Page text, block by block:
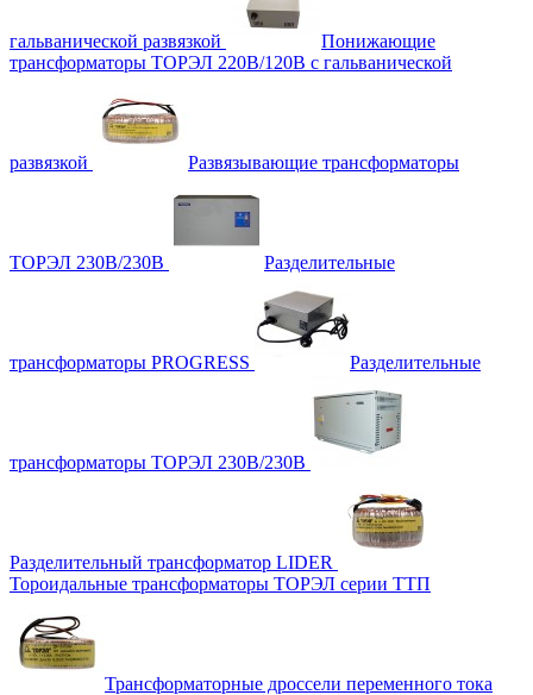
гальванической развязкой
Понижающие
трансформаторы ТОРЭЛ 220В/120В с гальванической
развязкой Развязывающие трансформаторы
ТОРЭЛ 230В/230В Разделительные
трансформаторы PROGRESS Разделительные
трансформаторы ТОРЭЛ 230В/230В
Разделительный трансформатор LIDER
Тороидальные трансформаторы ТОРЭЛ серии ТТП
Трансформаторные дроссели переменного тока